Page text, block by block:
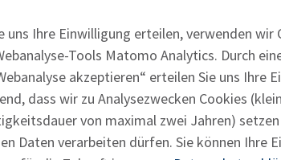
uns Ihre Einwilligung erteilen, verwenden wir
Tools Matomo Analytics. Durch
akzeptieren“ erteilen Sie uns Ihre
dass wir zu Analysezwecken Cookies
von maximal zwei Jahren)
Daten verarbeiten dürfen. Sie können Ihre
Niveau. Der tiefsitzende
Risikolage geschuldet sein: An
Mit 63 Prozent
Spitzenplatz. Es folgen die
jeweils 59 Prozent der
und die Energie- und